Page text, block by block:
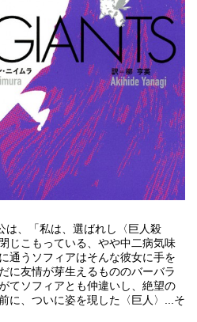
、「私は、選ばれし〈巨人殺
じこもっている、やや中二病気味
通うソフィアはそんな彼女に手を
に友情が芽生えるもののバーバラ
てソフィアとも仲違いし、絶望の
に、ついに姿を現した〈巨人〉...そ